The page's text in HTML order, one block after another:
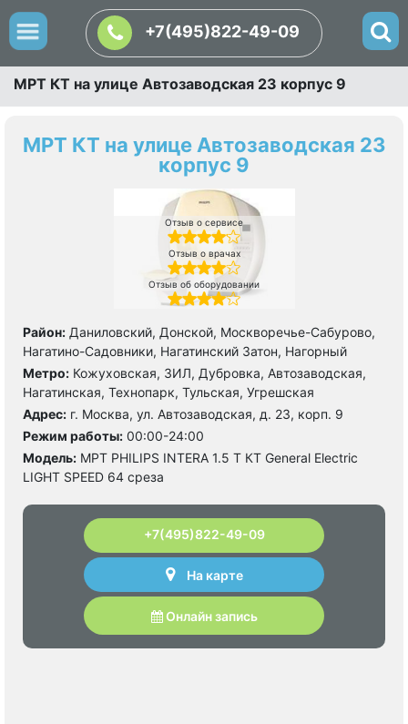
+7(495)822-49-09
МРТ КТ на улице Автозаводская 23 корпус 9
МРТ КТ на улице Автозаводская 23
корпус 9
Отзыв о сервисе
Отзыв о врачах
Отзыв об оборудовании
Район: Даниловский, Донской, Москворечье-Сабурово,
Нагатино-Садовники, Нагатинский Затон, Нагорный
Метро: Кожуховская, ЗИЛ, Дубровка, Автозаводская,
Нагатинская, Технопарк, Тульская, Угрешская
Адрес: г. Москва, ул. Автозаводская, д. 23, корп. 9
Режим работы: 00:00-24:00
Модель: МРТ PHILIPS INTERA 1.5 T КТ General Electric
LIGHT SPEED 64 среза
+7(495)822-49-09
На карте
Онлайн запись